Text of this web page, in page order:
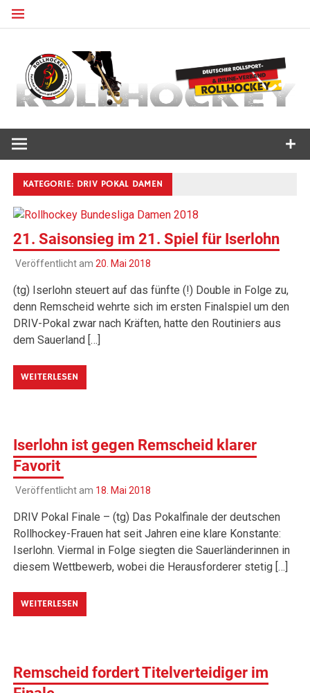
Zum
KATEGORIE: DRIV POKAL DAMEN
21. Saisonsieg im 21. Spiel für Iserlohn
Veröffentlicht am 20. Mai 2018
(tg) Iserlohn steuert auf das fünfte (!) Double in Folge zu,
denn Remscheid wehrte sich im ersten Finalspiel um den
DRIV-Pokal zwar nach Kräften, hatte den Routiniers aus
dem Sauerland […]
WEITERLESEN
Iserlohn ist gegen Remscheid klarer
Favorit
Veröffentlicht am 18. Mai 2018
DRIV Pokal Finale – (tg) Das Pokalfinale der deutschen
Rollhockey-Frauen hat seit Jahren eine klare Konstante:
Iserlohn. Viermal in Folge siegten die Sauerländerinnen in
diesem Wettbewerb, wobei die Herausforderer stetig […]
WEITERLESEN
Remscheid fordert Titelverteidiger im